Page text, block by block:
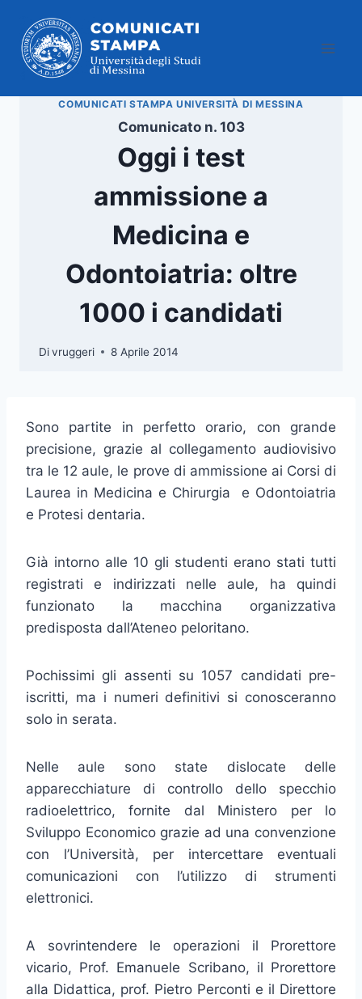
contenuto
COMUNICATI STAMPA UNIVERSITÀ DI MESSINA
Comunicato n. 103
Oggi i test
ammissione a
Medicina e
Odontoiatria: oltre
1000 i candidati
Divruggeri 8 Aprile 2014
Sono partite in perfetto orario, con grande
precisione, grazie al collegamento audiovisivo
tra le 12 aule, le prove di ammissione ai Corsi di
Laurea in Medicina e Chirurgia e Odontoiatria
e Protesi dentaria.
Già intorno alle 10 gli studenti erano stati tutti
registrati e indirizzati nelle aule, ha quindi
funzionato la macchina organizzativa
predisposta dall’Ateneo peloritano.
Pochissimi gli assenti su 1057 candidati pre-
iscritti, ma i numeri definitivi si conosceranno
solo in serata.
Nelle aule sono state dislocate delle
apparecchiature di controllo dello specchio
radioelettrico, fornite dal Ministero per lo
Sviluppo Economico grazie ad una convenzione
con l’Università, per intercettare eventuali
comunicazioni con l’utilizzo di strumenti
elettronici.
A sovrintendere le operazioni il Prorettore
vicario, Prof. Emanuele Scribano, il Prorettore
alla Didattica, prof. Pietro Perconti e il Direttore